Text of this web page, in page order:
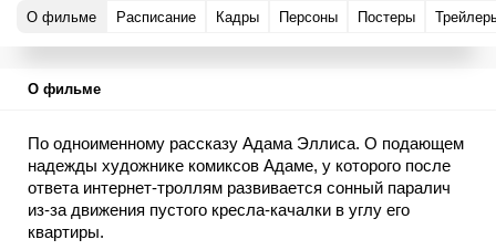
О фильме Расписание Кадры Персоны Постеры
О фильме
По одноименному рассказу Адама Эллиса. О подающем
надежды художнике комиксов Адаме, у которого после
ответа интернет-троллям развивается сонный паралич
из-за движения пустого кресла-качалки в углу его
квартиры.